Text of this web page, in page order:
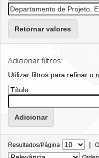
Retornar valores
Adicionar filtros:
Utilizar filtros para refinar o
Resultados/Página |